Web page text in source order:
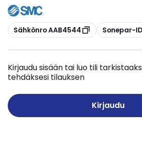
Kopioi
Sähkönro AAB4544 Kopioi
Sonepar-
Kirjaudu sisään tai luo tili
tehdäksesi tilauksen
Kirjaudu